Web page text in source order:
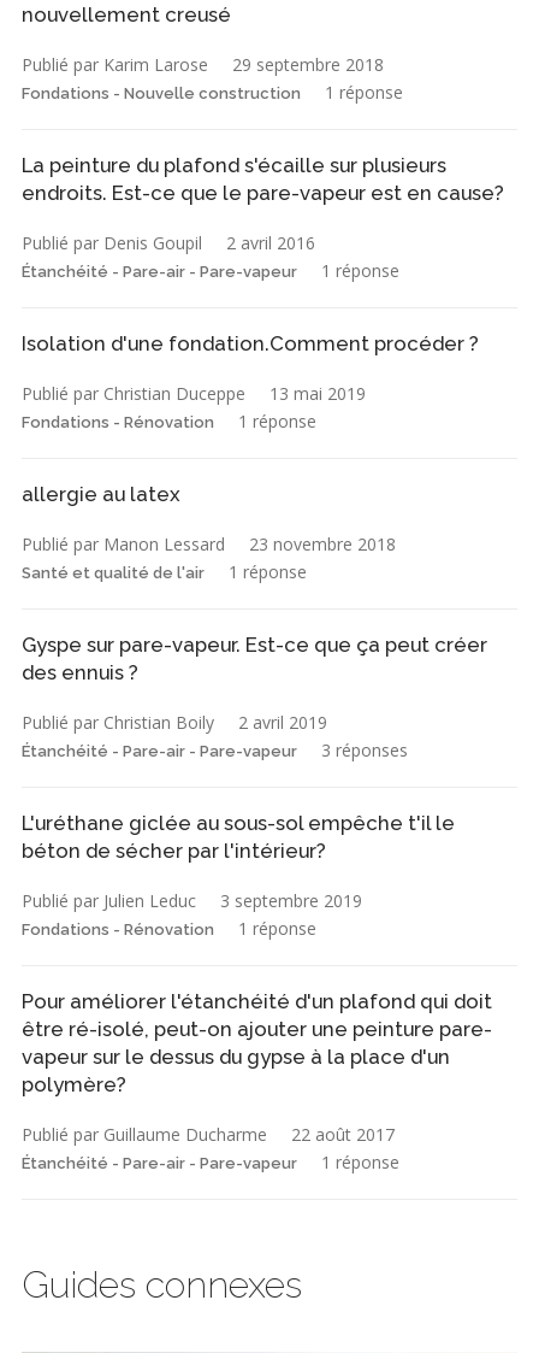
nouvellement creusé
Publié par Karim Larose 29 septembre 2018
Fondations - Nouvelle construction 1 réponse
La peinture du plafond s'écaille sur plusieurs
endroits. Est-ce que le pare-vapeur est en cause?
Publié par Denis Goupil 2 avril 2016
Étanchéité - Pare-air - Pare-vapeur 1 réponse
Isolation d'une fondation.Comment procéder ?
Publié par Christian Duceppe 13 mai 2019
Fondations - Rénovation 1 réponse
allergie au latex
Publié par Manon Lessard 23 novembre 2018
Santé et qualité de l'air 1 réponse
Gyspe sur pare-vapeur. Est-ce que ça peut créer
des ennuis ?
Publié par Christian Boily 2 avril 2019
Étanchéité - Pare-air - Pare-vapeur 3 réponses
L'uréthane giclée au sous-sol empêche t'il le
béton de sécher par l'intérieur?
Publié par Julien Leduc 3 septembre 2019
Fondations - Rénovation 1 réponse
Pour améliorer l'étanchéité d'un plafond qui doit
être ré-isolé, peut-on ajouter une peinture pare-
vapeur sur le dessus du gypse à la place d'un
polymère?
Publié par Guillaume Ducharme 22 août 2017
Étanchéité - Pare-air - Pare-vapeur 1 réponse
Guides connexes